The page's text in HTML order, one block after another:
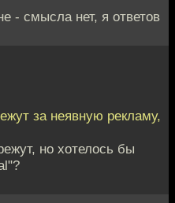
- смысла нет, я ответов
за неявную рекламу,
но хотелось бы